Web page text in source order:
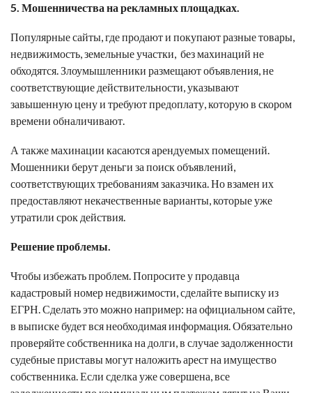
5. Мошенничества на рекламных площадках.
Популярные сайты, где продают и покупают разные товары,
недвижимость, земельные участки, без махинаций не
обходятся. Злоумышленники размещают объявления, не
соответствующие действительности, указывают
завышенную цену и требуют предоплату, которую в скором
времени обналичивают.
А также махинации касаются арендуемых помещений.
Мошенники берут деньги за поиск объявлений,
соответствующих требованиям заказчика. Но взамен их
предоставляют некачественные варианты, которые уже
утратили срок действия.
Решение проблемы.
Чтобы избежать проблем. Попросите у продавца
кадастровый номер недвижимости, сделайте выписку из
ЕГРН. Сделать это можно например: на официальном сайте,
в выписке будет вся необходимая информация. Обязательно
проверяйте собственника на долги, в случае задолженности
судебные приставы могут наложить арест на имущество
собственника. Если сделка уже совершена, все